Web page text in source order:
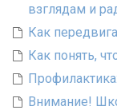
взглядам и
Как
Как понять,
Внимание!